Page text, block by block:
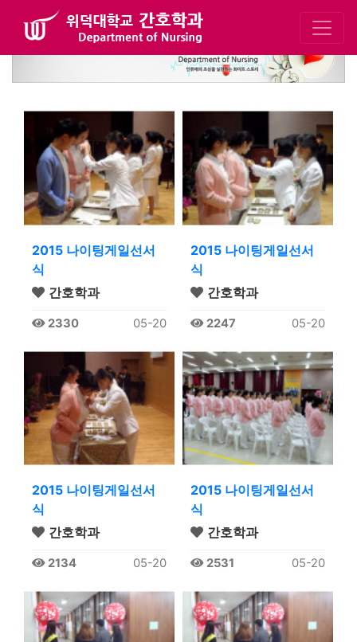
2015 나이팅게일선서
식
간호학과
2330 05-20
2015 나이팅게일선서
식
간호학과
2247 05-20
2015 나이팅게일선서
식
간호학과
2134 05-20
2015 나이팅게일선서
식
간호학과
2531 05-20